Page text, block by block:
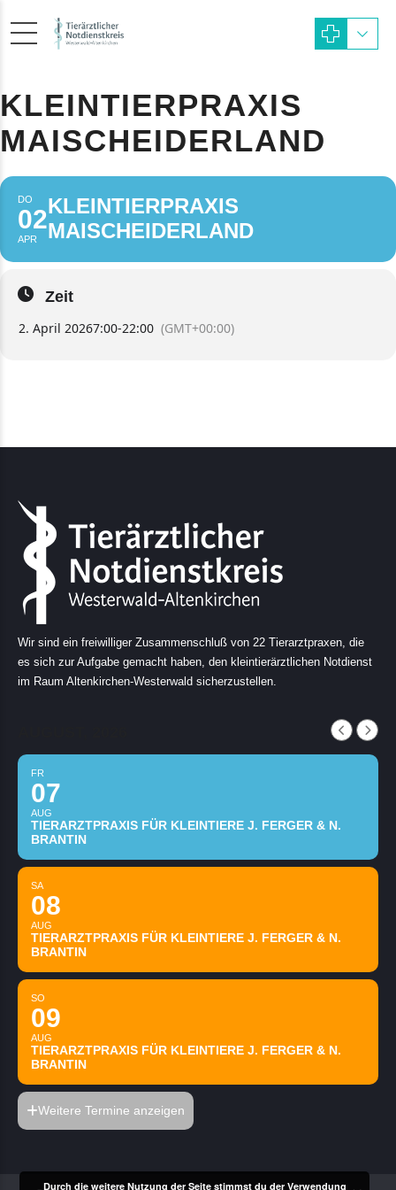
KLEINTIERPRAXIS
MAISCHEIDERLAND
DO
02
APR
KLEINTIERPRAXIS
MAISCHEIDERLAND
Zeit
2. April 20267:00-22:00 (GMT+00:00)
Wir sind ein freiwilliger Zusammenschluß von 22 Tierarztpraxen, die
es sich zur Aufgabe gemacht haben, den kleintierärztlichen Notdienst
im Raum Altenkirchen-Westerwald sicherzustellen.
FR
07
AUG
TIERARZTPRAXIS FÜR KLEINTIERE J. FERGER & N.
BRANTIN
SA
08
AUG
TIERARZTPRAXIS FÜR KLEINTIERE J. FERGER & N.
BRANTIN
SO
09
AUG
TIERARZTPRAXIS FÜR KLEINTIERE J. FERGER & N.
BRANTIN
Weitere Termine anzeigen
Durch die weitere Nutzung der Seite stimmst du der Verwendung